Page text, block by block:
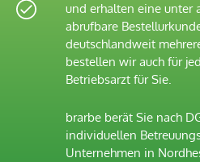
und erhalten eine unter
abrufbare
deutschlandweit
bestellen wir auch für
Betriebsarzt für Sie.
brarbe berät Sie nach
individuellen
Unternehmen in